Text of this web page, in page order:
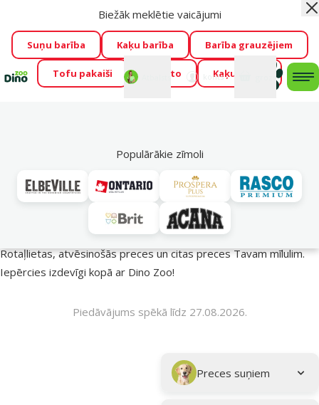
Visu mēnesi Dino Zoo piedāvā lieliskas cenas mīluļu TOP
barībām! 🍖→Skatīt piedāvājumu!
Fotokonkurss “GADA ŪSAIŅI”!
Varbūt tieši Tavs mīlulis
būs 2027. gada zvaigzne
→Piedalīties
Mans
konts
Biežāk meklētie vaicājumi
Suņu barība Kaķu barība Barība grauzējiem
Tofu pakaiši Foresto Kaķu mājas
Populārākie zīmoli
Vasara turpinās – atlaides katrai gaumei!
Rotaļlietas, atvēsinošās preces un citas preces Tavam mīlulim.
Iepērcies izdevīgi kopā ar Dino Zoo!
Piedāvājums spēkā līdz 27.08.2026.
Apakškategorija
Preces suņiem